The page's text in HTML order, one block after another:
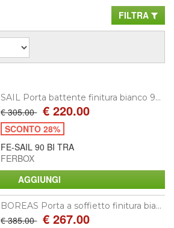
FILTRA
SAIL Porta battente finitura bianco 9...
€ 305.00 € 220.00
SCONTO 28%
FE-SAIL 90 BI TRA
FERBOX
BOREAS Porta a soffietto finitura bia...
€ 385.00 € 267.00